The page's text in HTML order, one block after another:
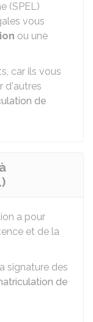
(SPEL)
vous
ou une
car ils vous
d'autres
de
a pour
et de la
signature des
de